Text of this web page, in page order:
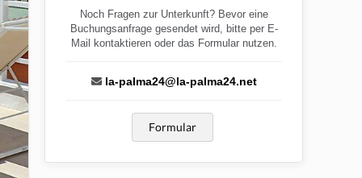
Noch Fragen zur Unterkunft? Bevor eine
Buchungsanfrage gesendet wird, bitte per E-
Mail kontaktieren oder das Formular nutzen.
la-palma24@la-palma24.net
Formular